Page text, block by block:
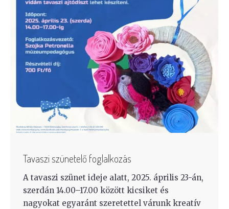
Tavaszi szünetelő foglalkozás
A tavaszi szünet ideje alatt, 2025. április 23-án,
szerdán 14.00–17.00 között kicsiket és
nagyokat egyaránt szeretettel várunk kreatív